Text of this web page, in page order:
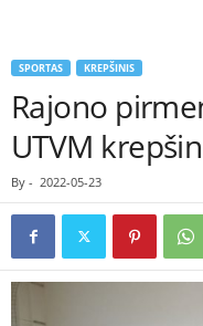
SPORTAS KREPŠINIS
Rajono
UTVM
By - 2022-05-23